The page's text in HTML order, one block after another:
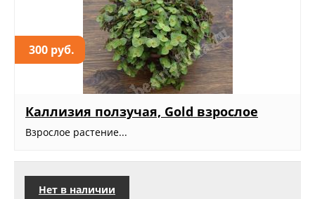
300 руб.
Каллизия ползучая, Gold взрослое
Взрослое растение...
Нет в наличии